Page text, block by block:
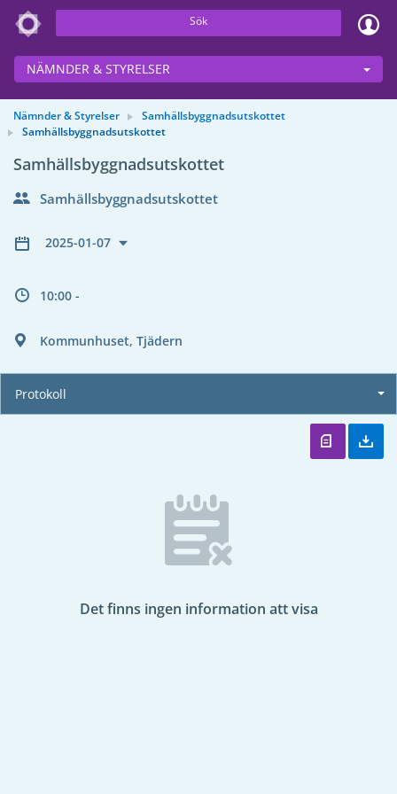
Sök
NÄMNDER & STYRELSER
Nämnder & Styrelser
Samhällsbyggnadsutskottet
Samhällsbyggnadsutskottet
Samhällsbyggnadsutskottet
Samhällsbyggnadsutskottet
2025-01-07
10:00 -
Kommunhuset, Tjädern
Protokoll
Det finns ingen information att visa